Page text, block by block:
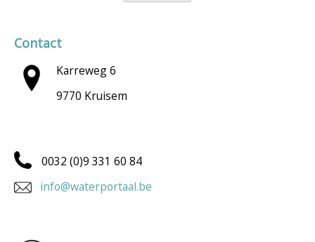
Contact
Karreweg 6
9770 Kruisem
0032 (0)9 331 60 84
info@waterportaal.be